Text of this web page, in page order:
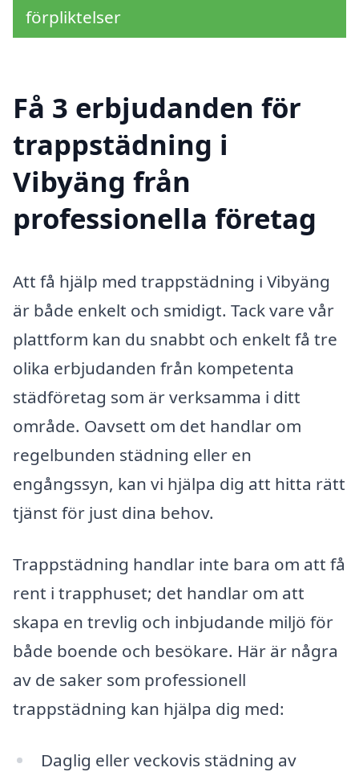
förpliktelser
Få 3 erbjudanden för
trappstädning i
Vibyäng från
professionella företag
Att få hjälp med trappstädning i Vibyäng
är både enkelt och smidigt. Tack vare vår
plattform kan du snabbt och enkelt få tre
olika erbjudanden från kompetenta
städföretag som är verksamma i ditt
område. Oavsett om det handlar om
regelbunden städning eller en
engångssyn, kan vi hjälpa dig att hitta rätt
tjänst för just dina behov.
Trappstädning handlar inte bara om att få
rent i trapphuset; det handlar om att
skapa en trevlig och inbjudande miljö för
både boende och besökare. Här är några
av de saker som professionell
trappstädning kan hjälpa dig med:
Daglig eller veckovis städning av